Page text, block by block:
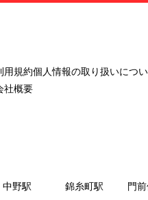
サービスに関するウェブサイ
賃貸物件を意味します。
用規約
社概要
個人情報の取り扱いにつ
中野駅 錦糸町駅 門